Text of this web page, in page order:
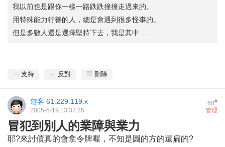
我以前也是跟你一樣一路跌跌撞撞走過來的。
用特殊能力行善的人，總是會遇到很多怪事的。
但是多數人還是選擇堅持下去，我是其中 ...
支持 反對 刪除
60#
遊客 61.229.119.x
管理
2005-5-19 13:37:35
冒犯到別人的業障與業力
耶?來討債真的會拿令牌喔，不知是圓的方的還扁的?